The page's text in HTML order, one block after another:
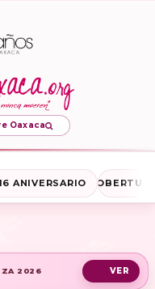
Oaxaca
ANIVERSARIO
2026